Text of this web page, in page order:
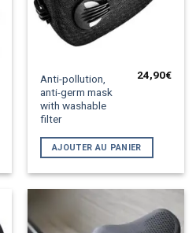
Anti-pollution,
anti-germ mask
with washable
filter
24,90€
AJOUTER AU PANIER